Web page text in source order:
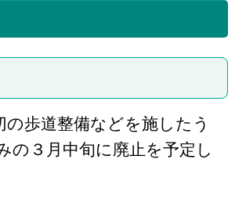
歩道整備などを施したう
の３月中旬に廃止を予定し